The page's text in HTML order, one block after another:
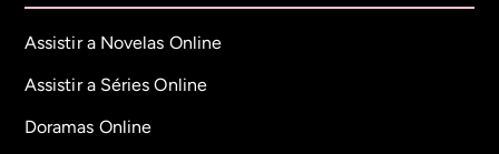
Assistir a Novelas Online
Assistir a Séries Online
Doramas Online